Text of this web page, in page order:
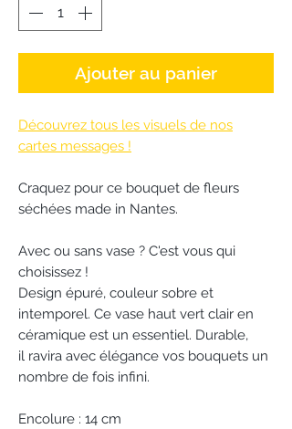
Ajouter au panier
Découvrez tous les visuels de nos
cartes messages !
Craquez pour ce bouquet de fleurs
séchées made in Nantes.
Avec ou sans vase ? C'est vous qui
choisissez !
Design épuré, couleur sobre et
intemporel. Ce vase haut vert clair en
céramique est un essentiel. Durable,
il ravira avec élégance vos bouquets un
nombre de fois infini.
Encolure : 14 cm